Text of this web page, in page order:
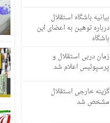
بیانیه باشگاه استقلال
درباره توهین به اعضای این
باشگاه
زمان دربی استقلال و
پرسپولیس اعلام شد
گزینه خارجی استقلال
مشخص شد